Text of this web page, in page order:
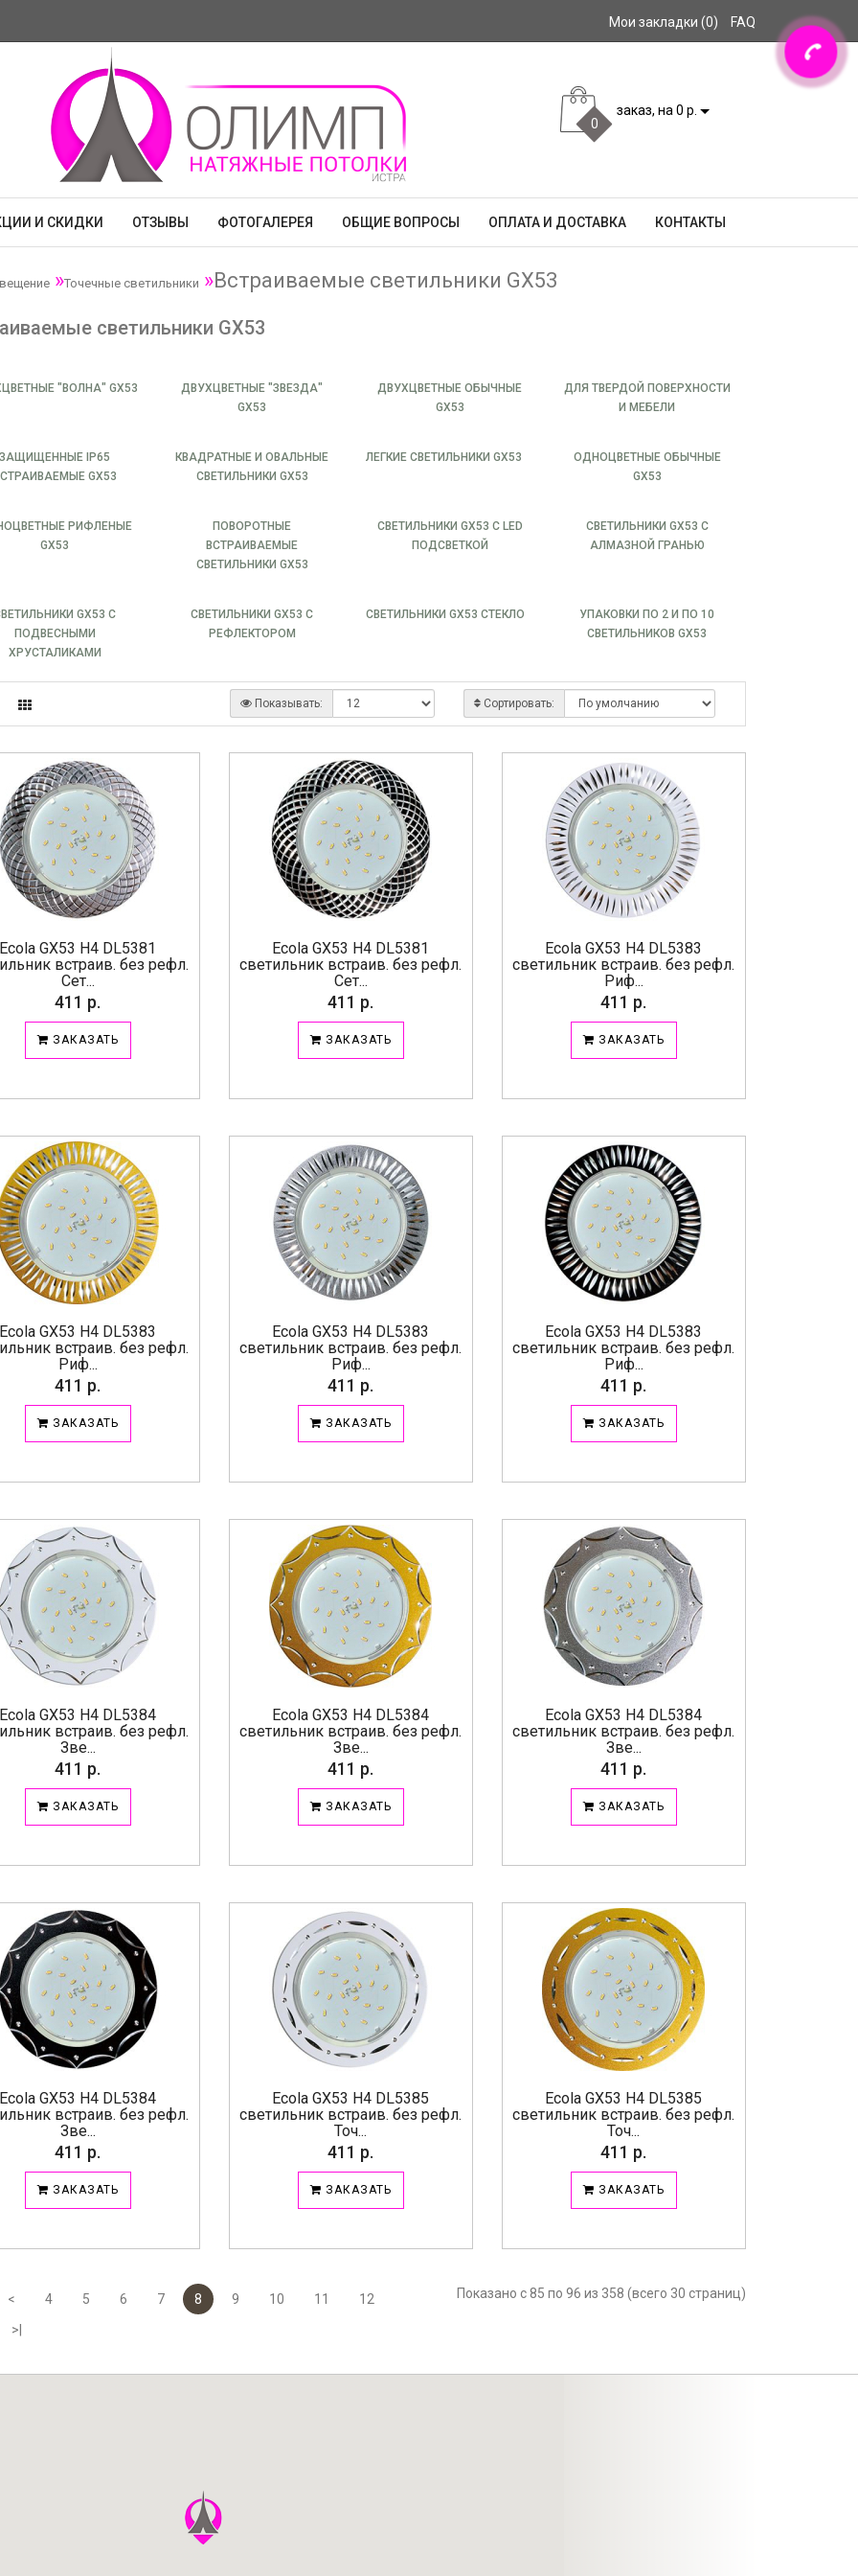
Мои закладки (0) FAQ
0
заказ, на 0 р.
И СКИДКИ ОТЗЫВЫ ФОТОГАЛЕРЕЯ ОБЩИЕ ВОПРОСЫ ОПЛАТА И ДОСТАВКА КОНТАКТЫ
Точечные светильники Встраиваемые светильники GX53
светильники GX53
"ВОЛНА" GX53
ДВУХЦВЕТНЫЕ "ЗВЕЗДА"
GX53
ДВУХЦВЕТНЫЕ ОБЫЧНЫЕ
GX53
ДЛЯ ТВЕРДОЙ ПОВЕРХНОСТИ
И МЕБЕЛИ
ЗАЩИЩЕННЫЕ IP65
GX53
КВАДРАТНЫЕ И ОВАЛЬНЫЕ
СВЕТИЛЬНИКИ GX53
ЛЕГКИЕ СВЕТИЛЬНИКИ GX53
ОДНОЦВЕТНЫЕ ОБЫЧНЫЕ
GX53
РИФЛЕНЫЕ
GX53
ПОВОРОТНЫЕ
ВСТРАИВАЕМЫЕ
СВЕТИЛЬНИКИ GX53
СВЕТИЛЬНИКИ GX53 С LED
ПОДСВЕТКОЙ
СВЕТИЛЬНИКИ GX53 С
АЛМАЗНОЙ ГРАНЬЮ
GX53 С
ПОДВЕСНЫМИ
ХРУСТАЛИКАМИ
СВЕТИЛЬНИКИ GX53 С
РЕФЛЕКТОРОМ
СВЕТИЛЬНИКИ GX53 СТЕКЛО
УПАКОВКИ ПО 2 И ПО 10
СВЕТИЛЬНИКОВ GX53
Сортировать:
Показывать:
Ecola GX53 H4 DL5381
встраив. без рефл.
Сет...
411 р.
ЗАКАЗАТЬ
Ecola GX53 H4 DL5381
светильник встраив. без рефл.
Сет...
411 р.
ЗАКАЗАТЬ
Ecola GX53 H4 DL5383
светильник встраив. без рефл.
Риф...
411 р.
ЗАКАЗАТЬ
Ecola GX53 H4 DL5383
встраив. без рефл.
Риф...
411 р.
ЗАКАЗАТЬ
Ecola GX53 H4 DL5383
светильник встраив. без рефл.
Риф...
411 р.
ЗАКАЗАТЬ
Ecola GX53 H4 DL5383
светильник встраив. без рефл.
Риф...
411 р.
ЗАКАЗАТЬ
Ecola GX53 H4 DL5384
встраив. без рефл.
Зве...
411 р.
ЗАКАЗАТЬ
Ecola GX53 H4 DL5384
светильник встраив. без рефл.
Зве...
411 р.
ЗАКАЗАТЬ
Ecola GX53 H4 DL5384
светильник встраив. без рефл.
Зве...
411 р.
ЗАКАЗАТЬ
Ecola GX53 H4 DL5384
встраив. без рефл.
Зве...
411 р.
ЗАКАЗАТЬ
Ecola GX53 H4 DL5385
светильник встраив. без рефл.
Точ...
411 р.
ЗАКАЗАТЬ
Ecola GX53 H4 DL5385
светильник встраив. без рефл.
Точ...
411 р.
ЗАКАЗАТЬ
< 4 5 6 7 8 9 10 11
12
>|
Показано с 85 по 96 из 358 (всего 30 страниц)